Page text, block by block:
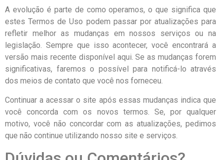
A evolução é parte de como operamos, o que significa que
estes Termos de Uso podem passar por atualizações para
refletir melhor as mudanças em nossos serviços ou na
legislação. Sempre que isso acontecer, você encontrará a
versão mais recente disponível aqui. Se as mudanças forem
significativas, faremos o possível para notificá-lo através
dos meios de contato que você nos forneceu.
Continuar a acessar o site após essas mudanças indica que
você concorda com os novos termos. Se, por qualquer
motivo, você não concordar com as atualizações, pedimos
que não continue utilizando nosso site e serviços.